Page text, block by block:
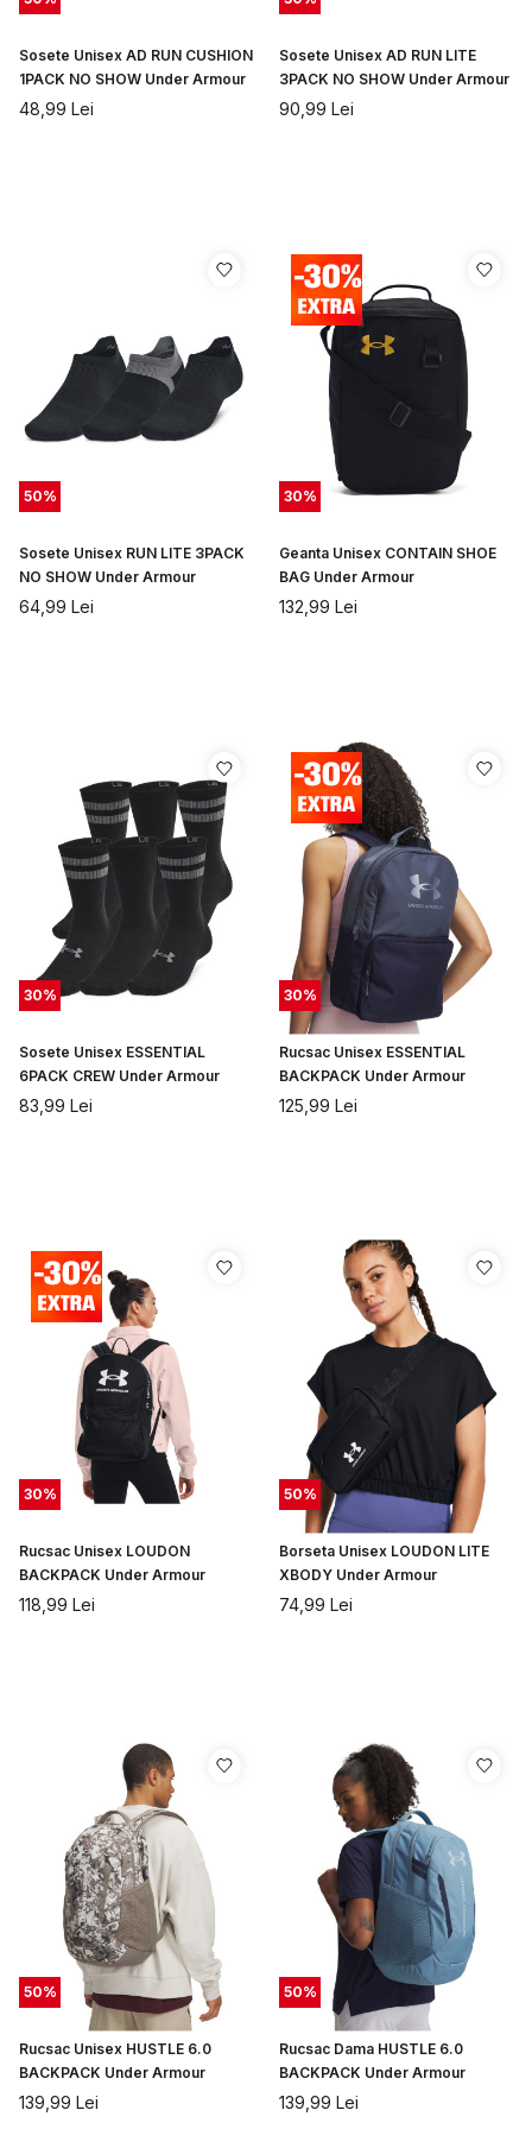
Sosete Unisex AD RUN CUSHION
1PACK NO SHOW Under Armour
48,99 Lei
Sosete Unisex AD RUN LITE
3PACK NO SHOW Under Armour
90,99 Lei
50%
Sosete Unisex RUN LITE 3PACK
NO SHOW Under Armour
64,99 Lei
30%
Geanta Unisex CONTAIN SHOE
BAG Under Armour
132,99 Lei
30%
Sosete Unisex ESSENTIAL
6PACK CREW Under Armour
83,99 Lei
30%
Rucsac Unisex ESSENTIAL
BACKPACK Under Armour
125,99 Lei
30%
Rucsac Unisex LOUDON
BACKPACK Under Armour
118,99 Lei
50%
Borseta Unisex LOUDON LITE
XBODY Under Armour
74,99 Lei
50%
Rucsac Unisex HUSTLE 6.0
BACKPACK Under Armour
139,99 Lei
50%
Rucsac Dama HUSTLE 6.0
BACKPACK Under Armour
139,99 Lei